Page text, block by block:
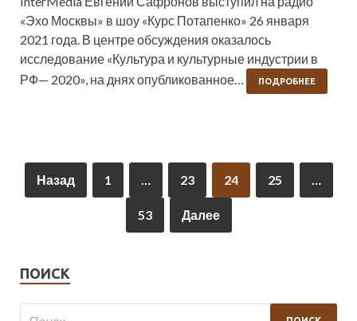
«Эхо Москвы» в шоу «Курс Потапенко» 26 января
2021 года. В центре обсуждения оказалось
исследование «Культура и культурные индустрии в
РФ— 2020», на днях опубликованное…
ПОДРОБНЕЕ
Назад 1 … 23 24 25 …
53 Далее
ПОИСК